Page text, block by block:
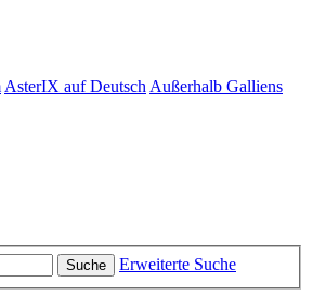
AsterIX auf DeutschAußerhalb Galliens
Suche
Erweiterte Suche